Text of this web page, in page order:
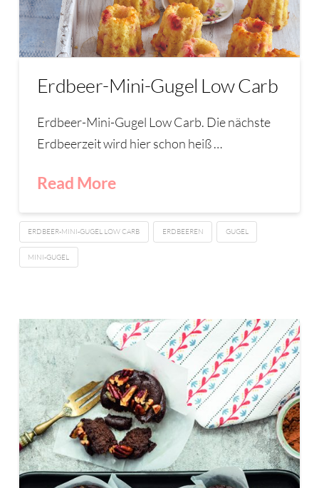
Erdbeer-Mini-Gugel Low Carb
Erdbeer-Mini-Gugel Low Carb. Die nächste
Erdbeerzeit wird hier schon heiß …
Read More
ERDBEER-MINI-GUGEL LOW CARB ERDBEEREN GUGEL
MINI-GUGEL